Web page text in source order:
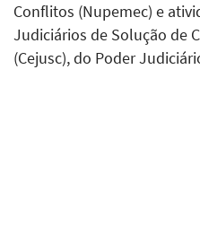
Conflitos (Nupemec) e
Judiciários de Solução de
(Cejusc), do Poder